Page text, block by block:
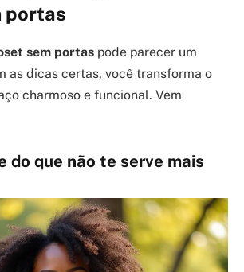
portas
sem portas pode parecer um
as dicas certas, você transforma o
charmoso e funcional. Vem
do que não te serve mais